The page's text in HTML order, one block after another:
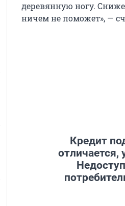
деревянную ногу.
ничем не поможет», —
Кредит
отличается,